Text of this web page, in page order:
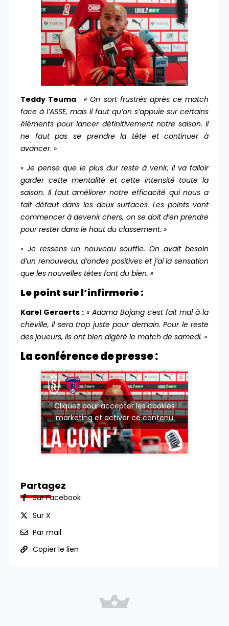
Teddy Teuma :« On sort frustrés après ce match
face à l’ASSE, mais il faut qu’on s’appuie sur certains
éléments pour lancer définitivement notre saison. Il
ne faut pas se prendre la tête et continuer à
avancer. »
« Je pense que le plus dur reste à venir, il va falloir
garder cette mentalité et cette intensité toute la
saison. Il faut améliorer notre efficacité qui nous a
fait défaut dans les deux surfaces. Les points vont
commencer à devenir chers, on se doit d’en prendre
pour rester dans le haut du classement. »
« Je ressens un nouveau souffle.On avait besoin
d’un renouveau, d’ondes positives et j’aila sensation
que les nouvelles têtes font du bien. »
Le point sur l’infirmerie :
Karel Geraerts : « Adama Bojang s’est fait mal à la
cheville, il sera trop juste pour demain. Pour le reste
des joueurs, ils ont bien digéré le match de samedi. »
La conférence de presse :
Cliquez pour accepter les cookies
marketing et activer ce contenu
Partagez
Sur Facebook
Sur X
Par mail
Copier le lien